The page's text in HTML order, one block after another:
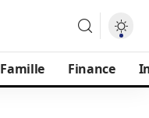
Famille Finance